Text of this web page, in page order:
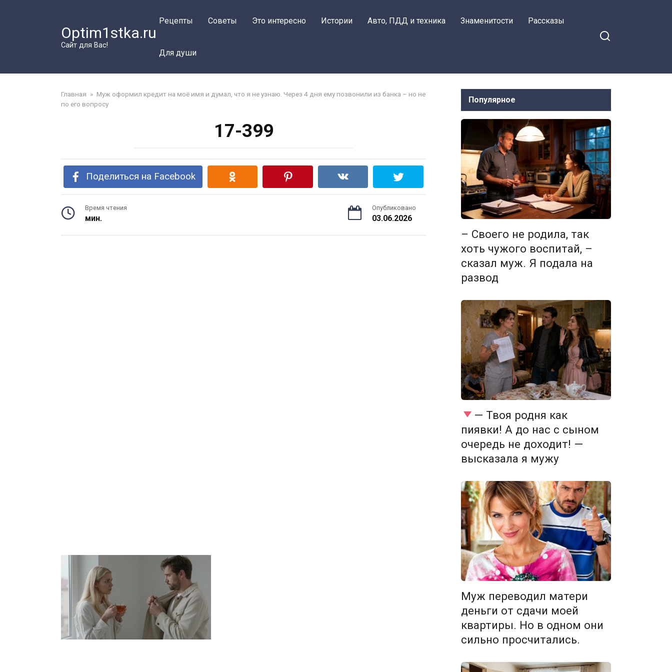
Optim1stka.ru
Сайт для Вас!
Рецепты Советы Это интересно Истории Авто, ПДД и техника Знаменитости Рассказы
Для души
Главная » Муж оформил кредит на моё имя и думал, что я не узнаю. Через 4 дня ему позвонили из банка – но не
по его вопросу
17-399
Поделиться на Facebook
Время чтения
мин.
Опубликовано
03.06.2026
Популярное
– Своего не родила, так
хоть чужого воспитай, –
сказал муж. Я подала на
развод
— Твоя родня как
пиявки! А до нас с сыном
очередь не доходит! —
высказала я мужу
Муж переводил матери
деньги от сдачи моей
квартиры. Но в одном они
сильно просчитались.